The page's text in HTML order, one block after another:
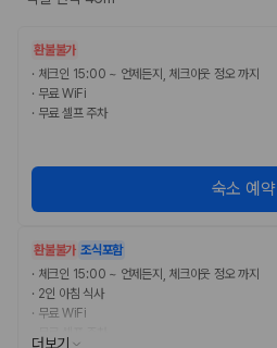
환불불가
· 체크인 15:00 ~ 언제든지, 체크아웃 정오 까지
· 무료 WiFi
· 무료 셀프 주차
숙소 예약
환불불가 조식포함
· 체크인 15:00 ~ 언제든지, 체크아웃 정오 까지
· 2인 아침 식사
· 무료 WiFi
무료 셀프 주차
더보기